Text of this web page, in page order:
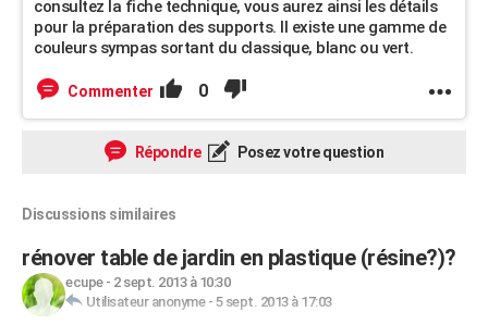
consultez la fiche technique, vous aurez ainsi les détails
pour la préparation des supports. Il existe une gamme de
couleurs sympas sortant du classique, blanc ou vert.
Commenter 0
Répondre Posez votre question
Discussions similaires
rénover table de jardin en plastique (résine?)?
ecupe- 2 sept. 2013 à 10:30
Utilisateur anonyme- 5 sept. 2013 à 17:03